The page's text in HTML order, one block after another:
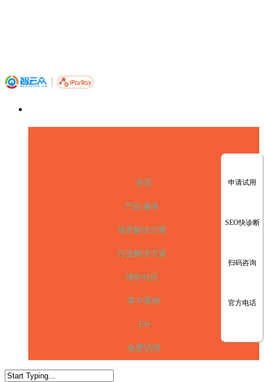
首页
产品/服务
场景解决方案
行业解决方案
增长社区
客户案例
EN
免费试用
申请试用
SEO快诊断
扫码咨询
官方电话